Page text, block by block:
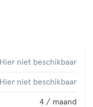
Hier niet beschikbaar
Hier niet beschikbaar
4 / maand